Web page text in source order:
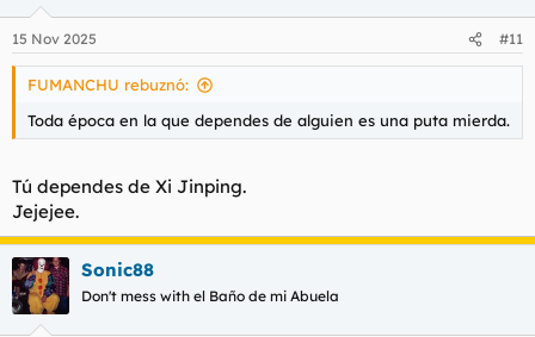
e
s
15 Nov 2025 #11
FUMANCHU rebuznó:
Toda época en la que dependes de alguien es una puta mierda.
Tú dependes de Xi Jinping.
Jejejee.
Sonic88
Don't mess with el Baño de mi Abuela